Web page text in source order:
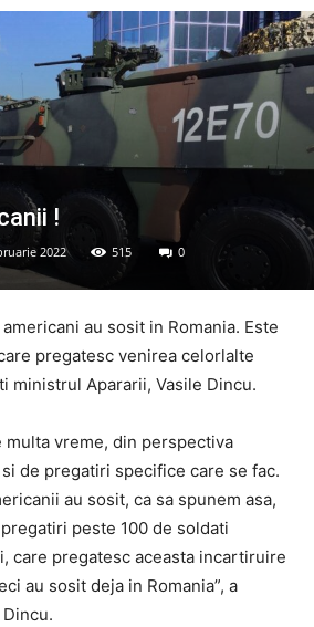
!
2022 515 0
au sosit in Romania. Este
pregatesc venirea celorlalte
ministrul Apararii, Vasile Dincu.
multa vreme, din perspectiva
de pregatiri specifice care se fac.
au sosit, ca sa spunem asa,
peste 100 de soldati
care pregatesc aceasta incartiruire
au sosit deja in Romania”, a